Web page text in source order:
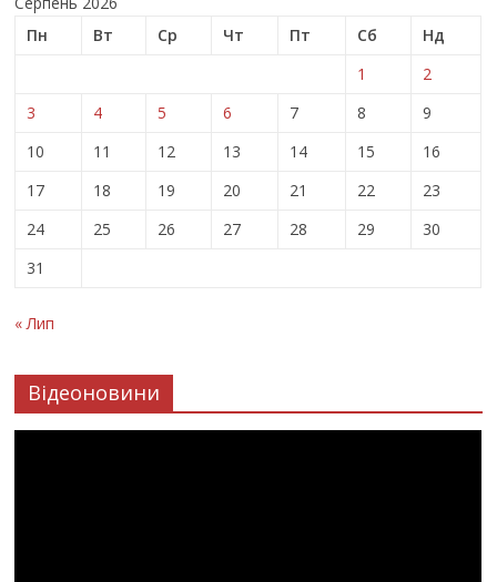
Пн
Вт Ср Чт Пт Сб
Нд
1
2
3
4 5 6 7 8
9
10
11 12 13 14 15
16
17
18 19 20 21 22
23
24
25 26 27 28 29
30
31
« Лип
Відеоновини